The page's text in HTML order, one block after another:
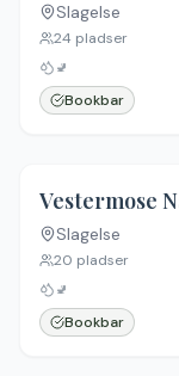
Slagelse
24 pladser
🚽
Bookbar
Slagelse
20 pladser
🚽
Bookbar